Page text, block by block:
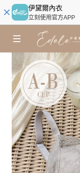
伊黛爾內衣
立刻使用官方APP